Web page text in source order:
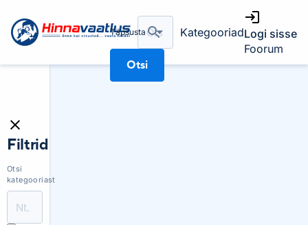
Täpsusta
Otsi
KategooriadLogi sisse
Foorum
Filtrid
Otsi
kategooriast